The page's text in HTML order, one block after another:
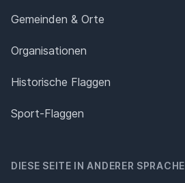
Gemeinden & Orte
Organisationen
Historische Flaggen
Sport-Flaggen
DIESE SEITE IN ANDERER SPRACHE